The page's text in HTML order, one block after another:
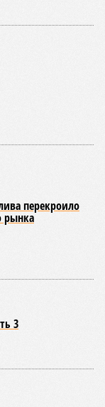
перекроило
рынка
3